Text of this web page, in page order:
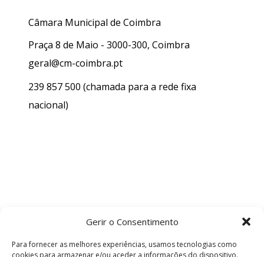
Gerir o Consentimento
Para fornecer as melhores experiências, usamos tecnologias como
cookies para armazenar e/ou aceder a informações do dispositivo.
Câmara Municipal de Coimbra
Praça 8 de Maio - 3000-300, Coimbra
geral@cm-coimbra.pt
239 857 500 (chamada para a rede fixa
nacional)